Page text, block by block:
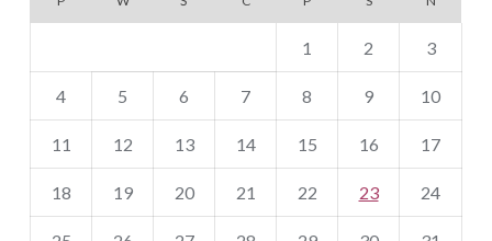
1 2 3
4 5 6 7 8 9 10
11 12 13 14 15 16 17
18 19 20 21 22 23 24